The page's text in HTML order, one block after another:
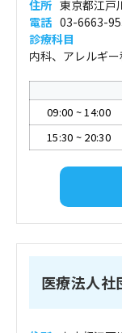
住所 東京都江
電話 03-6663-
診療科目
内科、アレルギ
09:00 ~14:00
15:30 ~ 20:30
医療法人